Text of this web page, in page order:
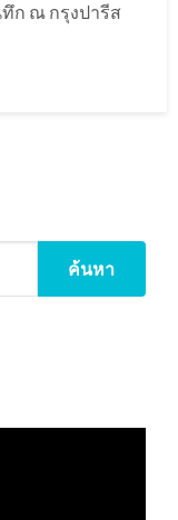
ก ณ กรุงปารีส